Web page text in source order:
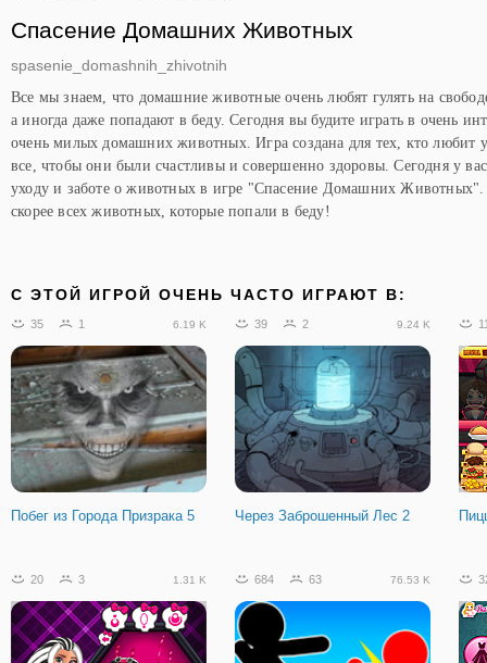
Спасение Домашних Животных
spasenie_domashnih_zhivotnih
Все мы знаем, что домашние животные очень любят гулять на
а иногда даже попадают в беду. Сегодня вы будите играть в очень
очень милых домашних животных. Игра создана для тех, кто любит
все, чтобы они были счастливы и совершенно здоровы. Сегодня у
уходу и заботе о животных в игре "Спасение Домашних Животных".
скорее всех животных, которые попали в беду!
C ЭТОЙ ИГРОЙ ОЧЕНЬ ЧАСТО ИГРАЮТ В:
35 1 6.19 K
Побег из Города Призрака 5
39 2 9.24 K
Через Заброшенный Лес 2
20 3 1.31 K 684 63 76.53 K